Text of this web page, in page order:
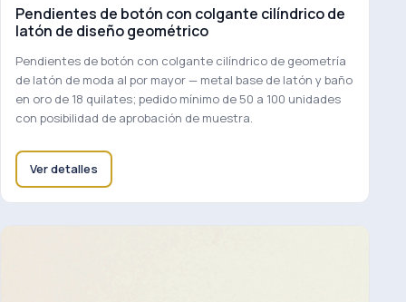
Pendientes de botón con colgante cilíndrico de
latón de diseño geométrico
Pendientes de botón con colgante cilíndrico de geometría
de latón de moda al por mayor — metal base de latón y baño
en oro de 18 quilates; pedido mínimo de 50 a 100 unidades
con posibilidad de aprobación de muestra.
Ver detalles